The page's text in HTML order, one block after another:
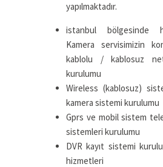
yapılmaktadır.
istanbul bölgesinde
Kamera servisimizin
kablolu / kablosuz
kurulumu
Wireless (kablosuz)
kamera sistemi kurulumu
Gprs ve mobil sistem
sistemleri kurulumu
DVR kayıt sistemi
hizmetleri